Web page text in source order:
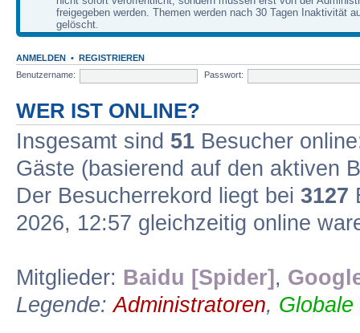
freigegeben werden. Themen werden nach 30 Tagen Inaktivität
gelöscht.
ANMELDEN • REGISTRIEREN
Benutzername:
Passwort:
WER IST ONLINE?
Insgesamt sind 51 Besucher
Gäste (basierend auf den aktiven
Der Besucherrekord liegt bei 3127
2026, 12:57 gleichzeitig online
Mitglieder: Baidu [Spider] ,
Legende:Administratoren,